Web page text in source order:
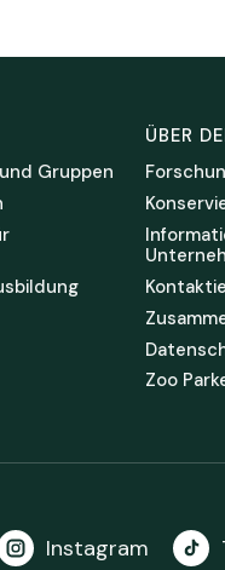
Gruppen
ÜBER
Zoo
Instagram